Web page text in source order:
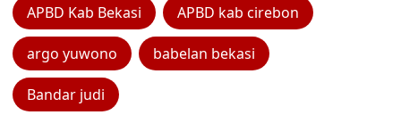
APBD Kab Bekasi APBD kab cirebon
argo yuwono babelan bekasi
Bandar judi